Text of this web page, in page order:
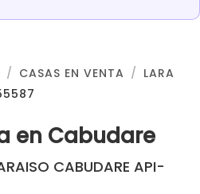
CASAS EN VENTA
LARA
en Cabudare
CABUDARE API-